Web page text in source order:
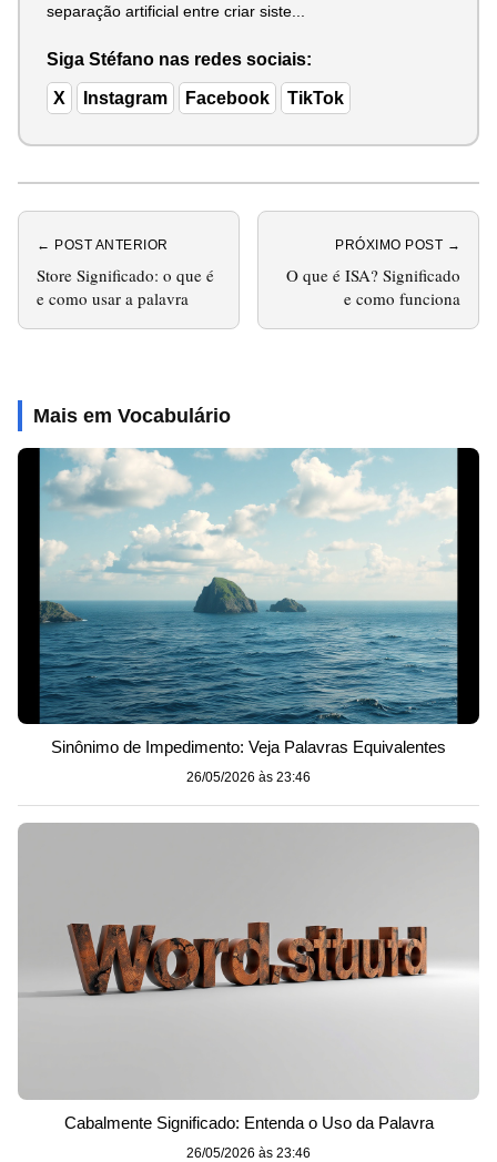
separação artificial entre criar siste...
Siga Stéfano nas redes sociais:
X Instagram Facebook TikTok
← POST ANTERIOR
Store Significado: o que é
e como usar a palavra
PRÓXIMO POST →
O que é ISA? Significado
e como funciona
Mais em Vocabulário
Sinônimo de Impedimento: Veja Palavras Equivalentes
26/05/2026 às 23:46
Cabalmente Significado: Entenda o Uso da Palavra
26/05/2026 às 23:46